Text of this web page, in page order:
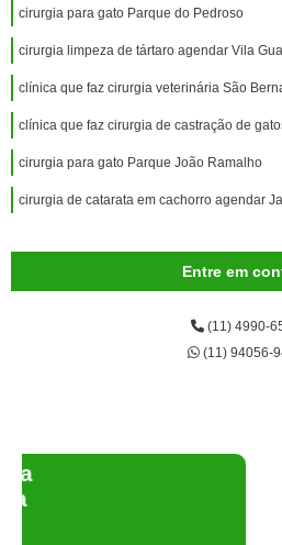
cirurgia para gato Parque do Pedroso
cirurgia limpeza de tártaro agendar Vila
clínica que faz cirurgia veterinária São
clínica que faz cirurgia de castração de
cirurgia para gato Parque João Ramalho
cirurgia de catarata em cachorro agendar
Entre em
(11) 4990-
(11) 94056-